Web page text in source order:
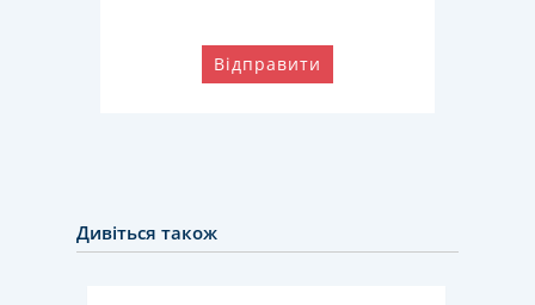
Відправити
Дивіться також